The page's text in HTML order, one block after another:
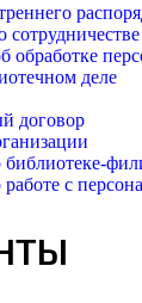
сотрудничестве
обработке
деле
договор
с